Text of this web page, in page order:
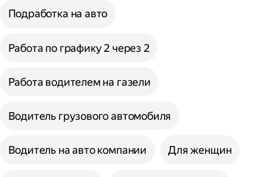
Подработка на авто
Работа по графику 2 через 2
Работа водителем на газели
Водитель грузового автомобиля
Водитель на авто компании Для женщин